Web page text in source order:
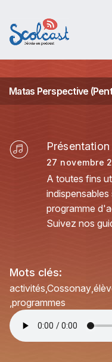
Matas Perspective
27 novembre
A toutes fins
programme
Suivez nos
Mots clés:
activités Cossonay
programmes